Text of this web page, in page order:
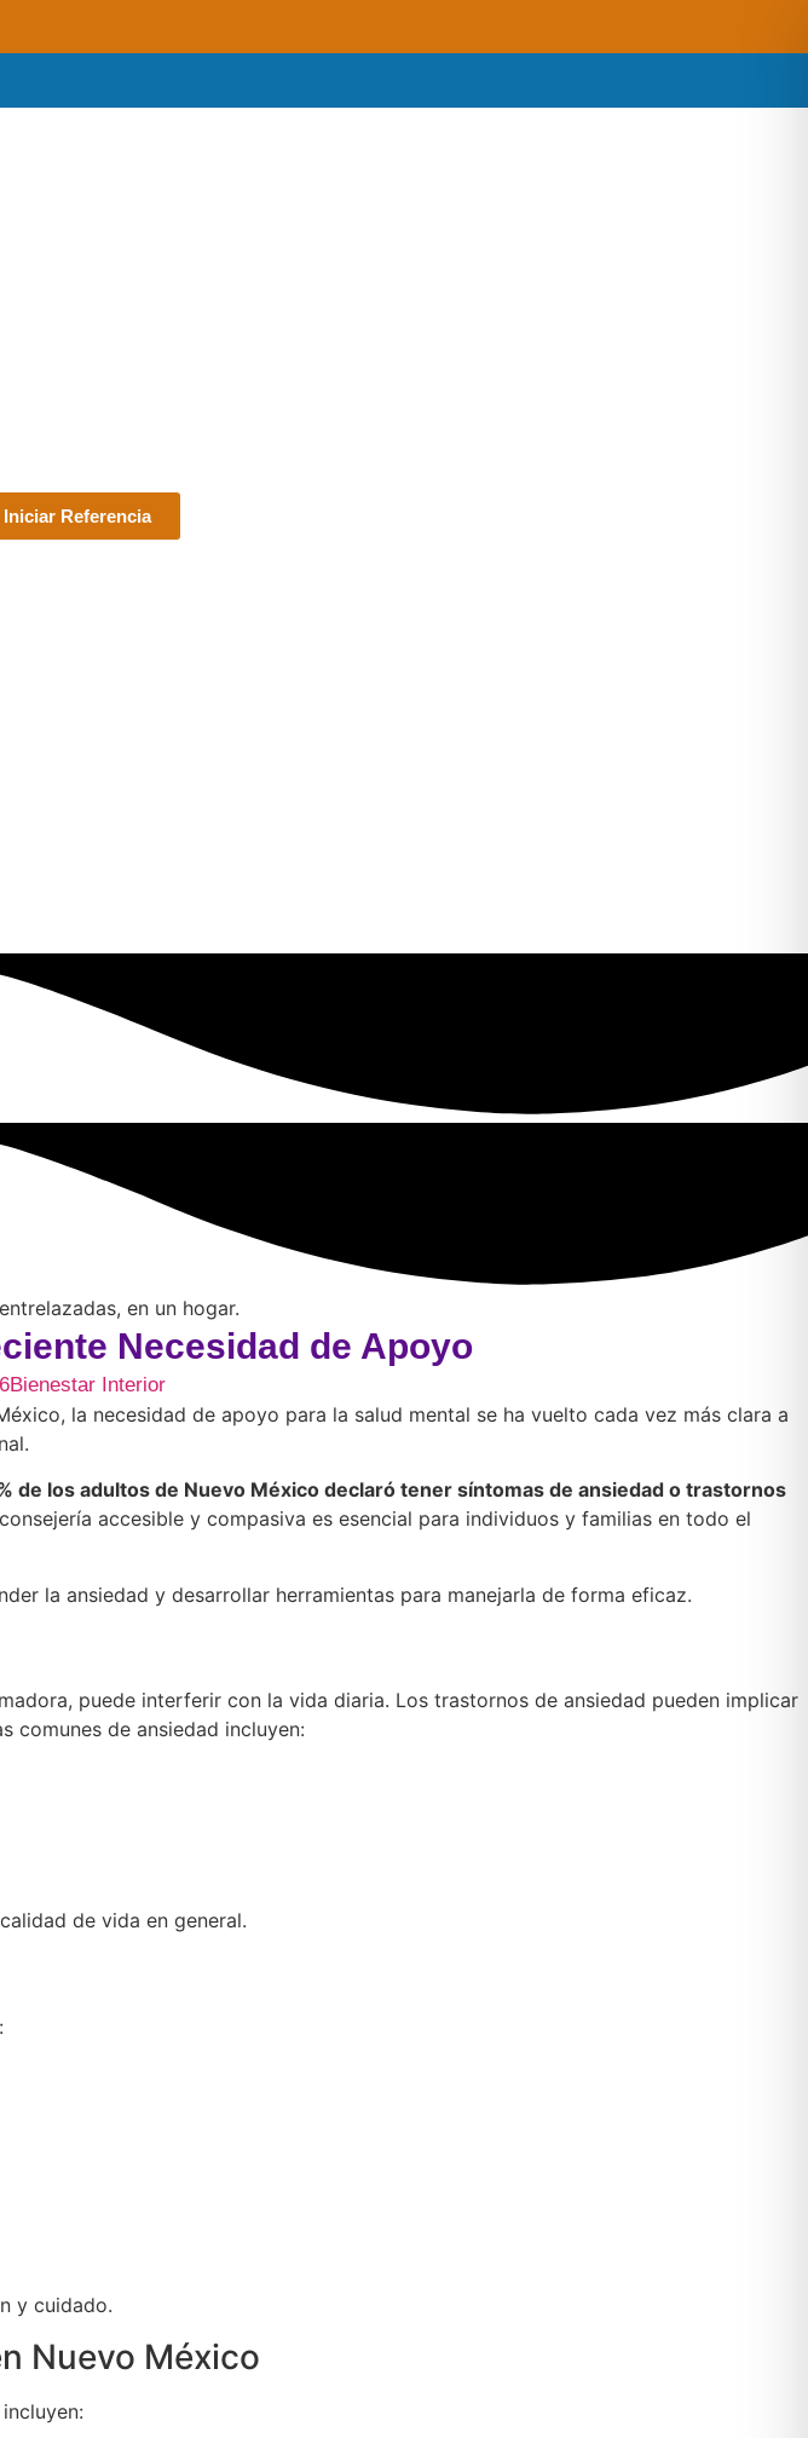
Iniciar Referencia
Necesidad de Apoyo
Bienestar Interior
la necesidad de apoyo para la salud mental se ha vuelto cada vez más clara a
de los adultos de Nuevo México declaró tener síntomas de ansiedad o trastornos
accesible y compasiva es esencial para individuos y familias en todo el
la ansiedad y desarrollar herramientas para manejarla de forma eficaz.
puede interferir con la vida diaria. Los trastornos de ansiedad pueden implicar
comunes de ansiedad incluyen:
de vida en general.
y cuidado.
Nuevo México